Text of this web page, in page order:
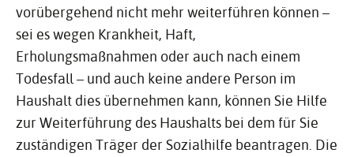
vorübergehend nicht mehr weiterführen können –
sei es wegen Krankheit, Haft,
Erholungsmaßnahmen oder auch nach einem
Todesfall – und auch keine andere Person im
Haushalt dies übernehmen kann, können Sie Hilfe
zur Weiterführung des Haushalts bei dem für Sie
zuständigen Träger der Sozialhilfe beantragen. Die